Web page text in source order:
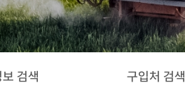
SG뉴스 사랑의 새참을 뿌리다
사회공헌활동
검색 구입처 검색